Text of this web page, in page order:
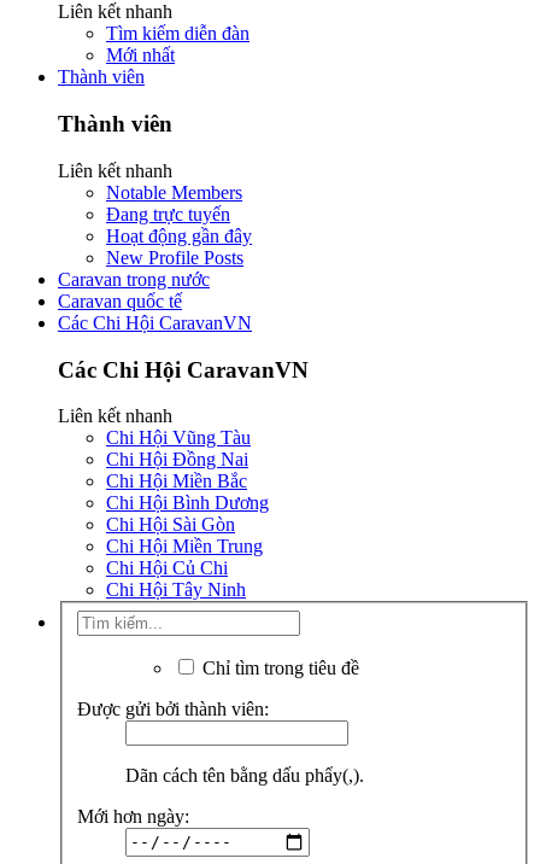
Liên kết nhanh
Tìm kiếm diễn đàn
Mới nhất
Thành viên
Thành viên
Liên kết nhanh
Notable Members
Đang trực tuyến
Hoạt động gần đây
New Profile Posts
Caravan trong nước
Caravan quốc tế
Các Chi Hội CaravanVN
Các Chi Hội CaravanVN
Liên kết nhanh
Chi Hội Vũng Tàu
Chi Hội Đồng Nai
Chi Hội Miền Bắc
Chi Hội Bình Dương
Chi Hội Sài Gòn
Chi Hội Miền Trung
Chi Hội Củ Chi
Chi Hội Tây Ninh
Chỉ tìm trong tiêu đề
Được gửi bởi thành viên:
Dãn cách tên bằng dấu phẩy(,).
Mới hơn ngày: